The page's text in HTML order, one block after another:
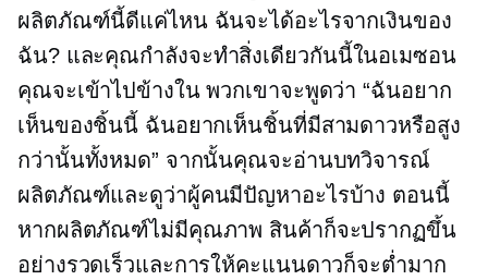
ผลิตภัณฑ์นี้ดีแค่ไหน ฉันจะได้อะไรจากเงินของ
ฉัน? และคุณกำลังจะทำสิ่งเดียวกันนี้ในอเมซอน
คุณจะเข้าไปข้างใน พวกเขาจะพูดว่า “ฉันอยาก
เห็นของชิ้นนี้ ฉันอยากเห็นชิ้นที่มีสามดาวหรือสูง
กว่านั้นทั้งหมด” จากนั้นคุณจะอ่านบทวิจารณ์
ผลิตภัณฑ์และดูว่าผู้คนมีปัญหาอะไรบ้าง ตอนนี้
หากผลิตภัณฑ์ไม่มีคุณภาพ สินค้าก็จะปรากฏขึ้น
อย่างรวดเร็วและการให้คะแนนดาวก็จะต่ำมาก